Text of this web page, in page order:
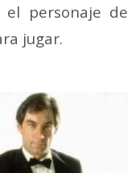
el personaje de
jugar.